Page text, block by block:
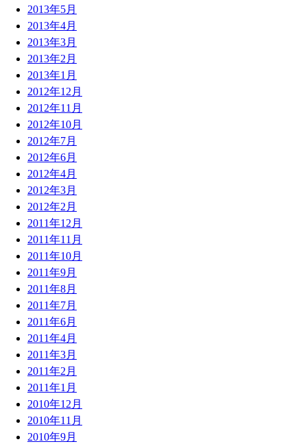
2013年5月
2013年4月
2013年3月
2013年2月
2013年1月
2012年12月
2012年11月
2012年10月
2012年7月
2012年6月
2012年4月
2012年3月
2012年2月
2011年12月
2011年11月
2011年10月
2011年9月
2011年8月
2011年7月
2011年6月
2011年4月
2011年3月
2011年2月
2011年1月
2010年12月
2010年11月
2010年9月